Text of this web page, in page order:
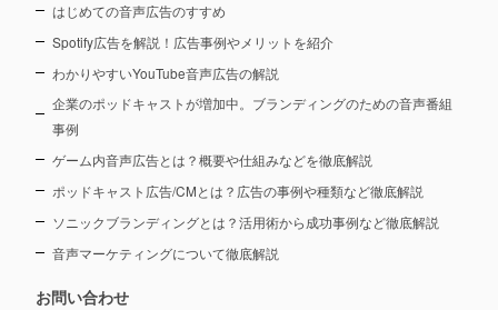
はじめての音声広告のすすめ
Spotify広告を解説！広告事例やメリットを紹介
わかりやすいYouTube音声広告の解説
企業のポッドキャストが増加中。ブランディングのための音声番組
事例
ゲーム内音声広告とは？概要や仕組みなどを徹底解説
ポッドキャスト広告/CMとは？広告の事例や種類など徹底解説
ソニックブランディングとは？活用術から成功事例など徹底解説
音声マーケティングについて徹底解説
お問い合わせ